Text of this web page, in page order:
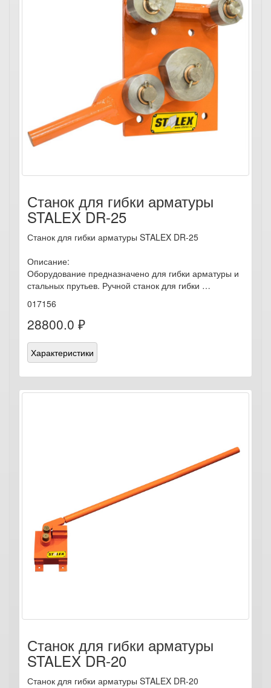
Станок для гибки арматуры
STALEX DR-25
Станок для гибки арматуры STALEX DR-25
Описание:
Оборудование предназначено для гибки арматуры и
стальных прутьев. Ручной станок для гибки …
017156
28800.0 ₽
Характеристики
Станок для гибки арматуры
STALEX DR-20
Станок для гибки арматуры STALEX DR-20